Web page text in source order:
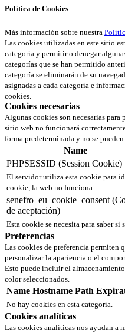
Política de Cookies
Más información sobre nuestra
Las cookies utilizadas en este sitio
categoría y permitir o denegar
categorías que se han permitido
categoría se eliminarán de su
asignadas a cada categoría e
cookies.
Cookies necesarias
Algunas cookies son necesarias
sitio web no funcionará
forma predeterminada y no se
Name
PHPSESSID (Session Cookie)
El servidor utiliza esta cookie para
cookie, la web no funciona.
senefro_eu_cookie_consent
de aceptación)
Esta cookie se necesita para saber
Preferencias
Las cookies de preferencia permiten
personalizar la apariencia o el
Esto puede incluir el
color seleccionados.
Name Hostname Path
No hay cookies en esta categoría.
Cookies analíticas
Las cookies analíticas nos ayudan a